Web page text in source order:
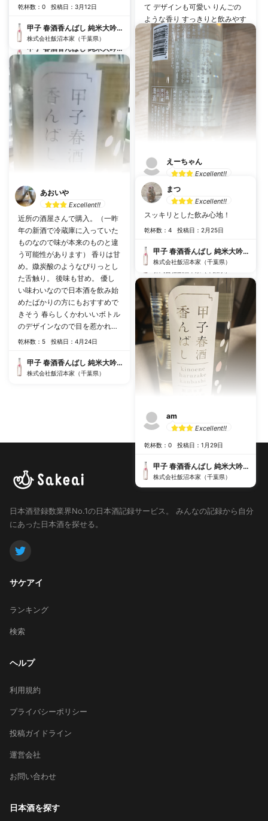
て デザインも可愛い りんごの
ような香り すっきりと飲みやす
い
# りんご # 軽い口当たり
# するする飲める
乾杯数：4 投稿日：3月3日
甲子 春酒香んばし 純米大吟醸生原酒
株式会社飯沼本家（千葉県）
#軽快 # 爽やかな酸味
乾杯数：0 投稿日：2月24日
甲子 春酒香んばし 純米大吟醸生原酒
株式会社飯沼本家（千葉県）
乾杯数：0 投稿日：3月12日
甲子 春酒香んばし 純米大吟醸生原酒
株式会社飯沼本家（千葉県）
えーちゃん
Excellent!!
微発泡で芳醇な甘苦さ。酒々井
の夜明けよりも口当たりが少し
重めな感じ。それでもスルスル
あおいや
Excellent!!
近所の酒屋さんで購入。（一昨
年の新酒で冷蔵庫に入っていた
ものなので味が本来のものと違
う可能性があります） 香りは甘
め。媺炭酸のようなぴりっとし
た舌触り。 後味も甘め。 優し
い味わいなので日本酒を飲み始
めたばかりの方にもおすすめで
きそう 春らしくかわいいボトル
のデザインなので目を惹かれる
かも
乾杯数：5 投稿日：4月24日
甲子 春酒香んばし 純米大吟醸生原酒
株式会社飯沼本家（千葉県）
まつ
Excellent!!
スッキリとした飲み心地！
乾杯数：4 投稿日：2月25日
甲子 春酒香んばし 純米大吟醸生原酒
株式会社飯沼本家（千葉県）
am
Excellent!!
乾杯数：0 投稿日：1月29日
甲子 春酒香んばし 純米大吟醸生原酒
株式会社飯沼本家（千葉県）
日本酒登録数業界No.1の日本酒記録サービス。
みんなの記録から自分
にあった日本酒を探せる。
サケアイ
ランキング
検索
ヘルプ
利用規約
プライバシーポリシー
投稿ガイドライン
運営会社
お問い合わせ
日本酒を探す